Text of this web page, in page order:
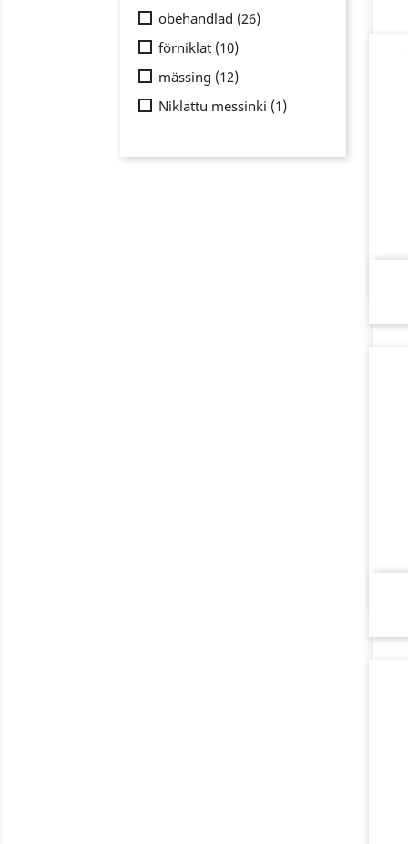
obehandlad (26)
förniklat (10)
mässing (12)
Niklattu messinki (1)